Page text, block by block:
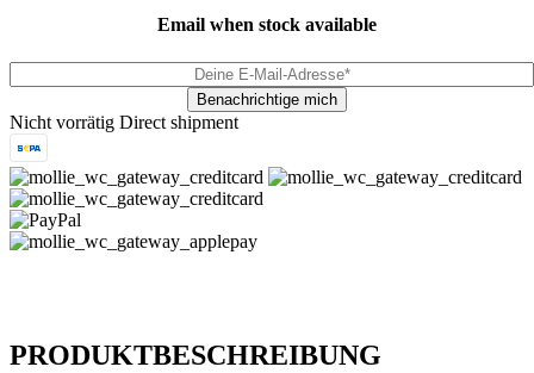
Email when stock available
Nicht vorrätig Direct shipment
PRODUKTBESCHREIBUNG